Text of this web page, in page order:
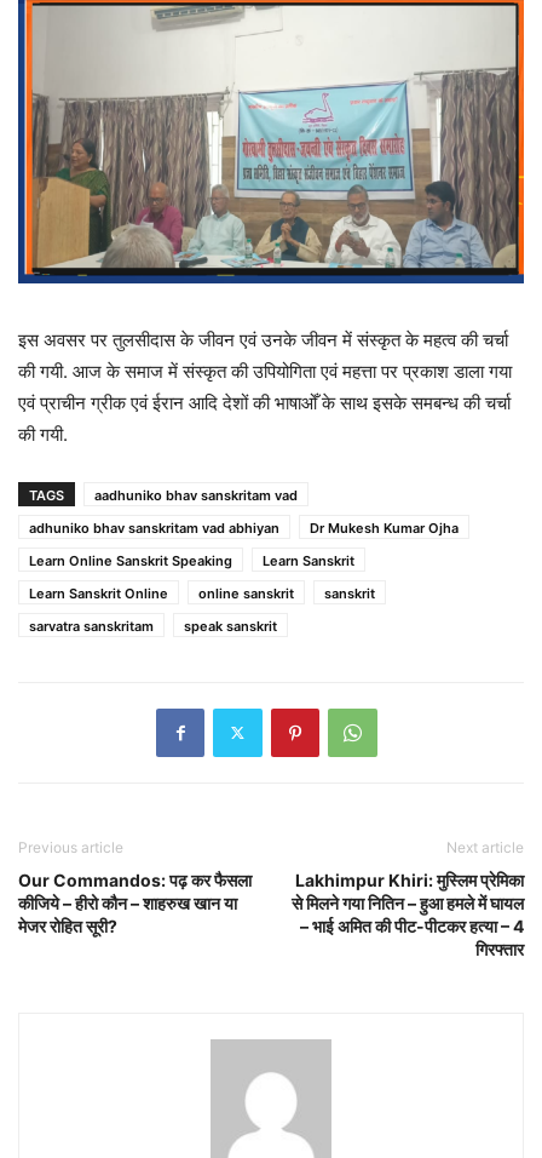
इस अवसर पर तुलसीदास के जीवन एवं उनके जीवन में संस्कृत के महत्व की चर्चा
की गयी. आज के समाज में संस्कृत की उपियोगिता एवं महत्ता पर प्रकाश डाला गया
एवं प्राचीन ग्रीक एवं ईरान आदि देशों की भाषाओँ के साथ इसके समबन्ध की चर्चा
की गयी.
TAGS
aadhuniko bhav sanskritam vad
adhuniko bhav sanskritam vad abhiyan
Dr Mukesh Kumar Ojha
Learn Online Sanskrit Speaking
Learn Sanskrit
Learn Sanskrit Online
online sanskrit
sanskrit
sarvatra sanskritam
speak sanskrit
Previous article
Our Commandos: पढ़ कर फैसला
कीजिये – हीरो कौन – शाहरुख खान या
मेजर रोहित सूरी?
Next article
Lakhimpur Khiri: मुस्लिम प्रेमिका
से मिलने गया नितिन – हुआ हमले में घायल
– भाई अमित की पीट-पीटकर हत्या – 4
गिरफ्तार